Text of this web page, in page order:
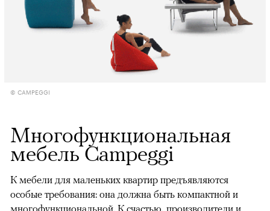
© CAMPEGGI
Многофункциональная
мебель Campeggi
К мебели для маленьких квартир предъявляются
особые требования: она должна быть компактной и
многофункциональной. К счастью, производители и